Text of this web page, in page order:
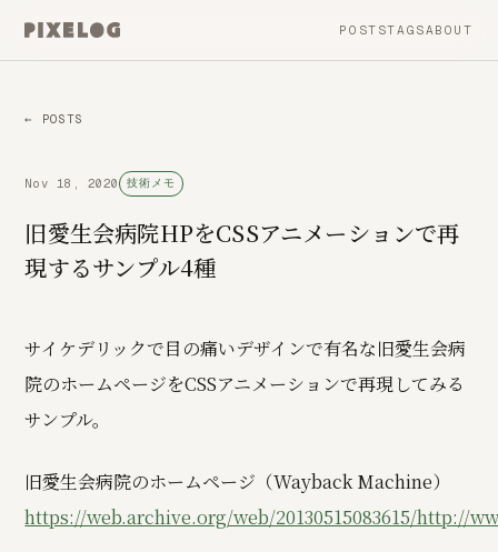
POSTSTAGSABOUT
← POSTS
Nov 18, 2020 技術メモ
旧愛生会病院HPをCSSアニメーションで再
現するサンプル4種
サイケデリックで目の痛いデザインで有名な旧愛生会病
院のホームページをCSSアニメーションで再現してみる
サンプル。
旧愛生会病院のホームページ（Wayback Machine）
https://web.archive.org/web/20130515083615/http://